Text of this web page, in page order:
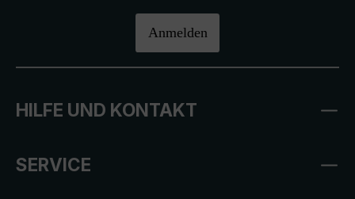
Anmelden
HILFE UND KONTAKT
SERVICE